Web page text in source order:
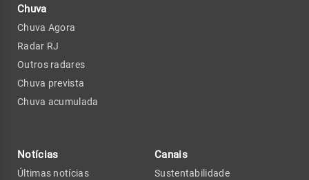
Chuva
Chuva Agora
Radar RJ
Outros radares
Chuva prevista
Chuva acumulada
Notícias
Últimas notícias
Canais
Sustentabilidade